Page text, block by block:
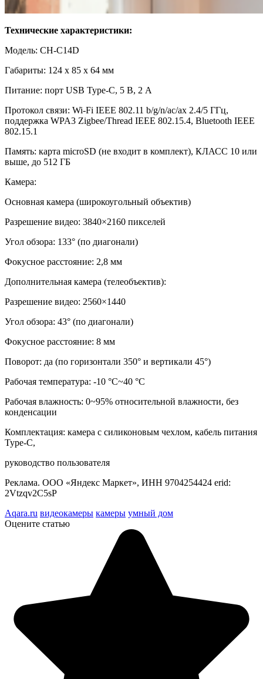
Технические характеристики:
Модель: CH-C14D
Габариты: 124 х 85 х 64 мм
Питание: порт USB Type-C, 5 В, 2 A
Протокол связи: Wi-Fi IEEE 802.11 b/g/n/ac/ax 2.4/5 ГГц,
поддержка WPA3 Zigbee/Thread IEEE 802.15.4, Bluetooth IEEE
802.15.1
Память: карта microSD (не входит в комплект), КЛАСС 10 или
выше, до 512 ГБ
Камера:
Основная камера (широкоугольный объектив)
Разрешение видео: 3840×2160 пикселей
Угол обзора: 133° (по диагонали)
Фокусное расстояние: 2,8 мм
Дополнительная камера (телеобъектив):
Разрешение видео: 2560×1440
Угол обзора: 43° (по диагонали)
Фокусное расстояние: 8 мм
Поворот: да (по горизонтали 350° и вертикали 45°)
Рабочая температура: -10 °C~40 °C
Рабочая влажность: 0~95% относительной влажности, без
конденсации
Комплектация: камера с силиконовым чехлом, кабель питания
Type-C,
руководство пользователя
Реклама. ООО «Яндекс Маркет», ИНН 9704254424 erid:
2Vtzqv2C5sP
Aqara.ru видеокамеры камеры умный дом
Оцените статью